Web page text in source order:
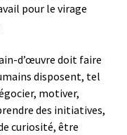
pour le virage
d’œuvre doit faire
disposent, tel
motiver,
des initiatives,
curiosité, être